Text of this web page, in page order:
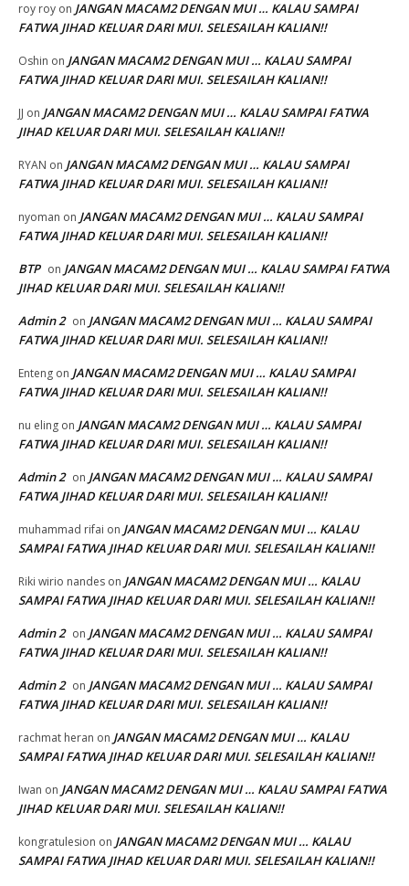
roy roy on JANGAN MACAM2 DENGAN MUI … KALAU SAMPAI
FATWA JIHAD KELUAR DARI MUI. SELESAILAH KALIAN!!
Oshin on JANGAN MACAM2 DENGAN MUI … KALAU SAMPAI
FATWA JIHAD KELUAR DARI MUI. SELESAILAH KALIAN!!
JJ on JANGAN MACAM2 DENGAN MUI … KALAU SAMPAI FATWA
JIHAD KELUAR DARI MUI. SELESAILAH KALIAN!!
RYAN on JANGAN MACAM2 DENGAN MUI … KALAU SAMPAI
FATWA JIHAD KELUAR DARI MUI. SELESAILAH KALIAN!!
nyoman on JANGAN MACAM2 DENGAN MUI … KALAU SAMPAI
FATWA JIHAD KELUAR DARI MUI. SELESAILAH KALIAN!!
BTP on JANGAN MACAM2 DENGAN MUI … KALAU SAMPAI FATWA
JIHAD KELUAR DARI MUI. SELESAILAH KALIAN!!
Admin 2 on JANGAN MACAM2 DENGAN MUI … KALAU SAMPAI
FATWA JIHAD KELUAR DARI MUI. SELESAILAH KALIAN!!
Enteng on JANGAN MACAM2 DENGAN MUI … KALAU SAMPAI
FATWA JIHAD KELUAR DARI MUI. SELESAILAH KALIAN!!
nu eling on JANGAN MACAM2 DENGAN MUI … KALAU SAMPAI
FATWA JIHAD KELUAR DARI MUI. SELESAILAH KALIAN!!
Admin 2 on JANGAN MACAM2 DENGAN MUI … KALAU SAMPAI
FATWA JIHAD KELUAR DARI MUI. SELESAILAH KALIAN!!
muhammad rifai on JANGAN MACAM2 DENGAN MUI … KALAU
SAMPAI FATWA JIHAD KELUAR DARI MUI. SELESAILAH KALIAN!!
Riki wirio nandes on JANGAN MACAM2 DENGAN MUI … KALAU
SAMPAI FATWA JIHAD KELUAR DARI MUI. SELESAILAH KALIAN!!
Admin 2 on JANGAN MACAM2 DENGAN MUI … KALAU SAMPAI
FATWA JIHAD KELUAR DARI MUI. SELESAILAH KALIAN!!
Admin 2 on JANGAN MACAM2 DENGAN MUI … KALAU SAMPAI
FATWA JIHAD KELUAR DARI MUI. SELESAILAH KALIAN!!
rachmat heran on JANGAN MACAM2 DENGAN MUI … KALAU
SAMPAI FATWA JIHAD KELUAR DARI MUI. SELESAILAH KALIAN!!
Iwan on JANGAN MACAM2 DENGAN MUI … KALAU SAMPAI FATWA
JIHAD KELUAR DARI MUI. SELESAILAH KALIAN!!
kongratulesion on JANGAN MACAM2 DENGAN MUI … KALAU
SAMPAI FATWA JIHAD KELUAR DARI MUI. SELESAILAH KALIAN!!